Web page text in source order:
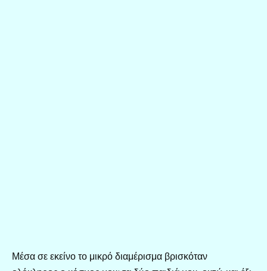
Μέσα σε εκείνο το μικρό διαμέρισμα βρισκόταν